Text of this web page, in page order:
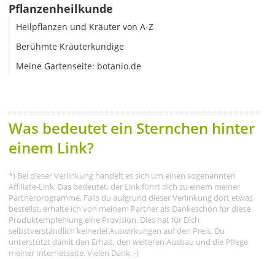
Pflanzenheilkunde
Heilpflanzen und Kräuter von A-Z
Berühmte Kräuterkundige
Meine Gartenseite: botanio.de
Was bedeutet ein Sternchen hinter
einem Link?
*) Bei dieser Verlinkung handelt es sich um einen sogenannten
Affiliate-Link. Das bedeutet, der Link führt dich zu einem meiner
Partnerprogramme. Falls du aufgrund dieser Verlinkung dort etwas
bestellst, erhalte ich von meinem Partner als Dankeschön für diese
Produktempfehlung eine Provision. Dies hat für Dich
selbstverständlich keinerlei Auswirkungen auf den Preis. Du
unterstützt damit den Erhalt, den weiteren Ausbau und die Pflege
meiner Internetseite. Vielen Dank :-)